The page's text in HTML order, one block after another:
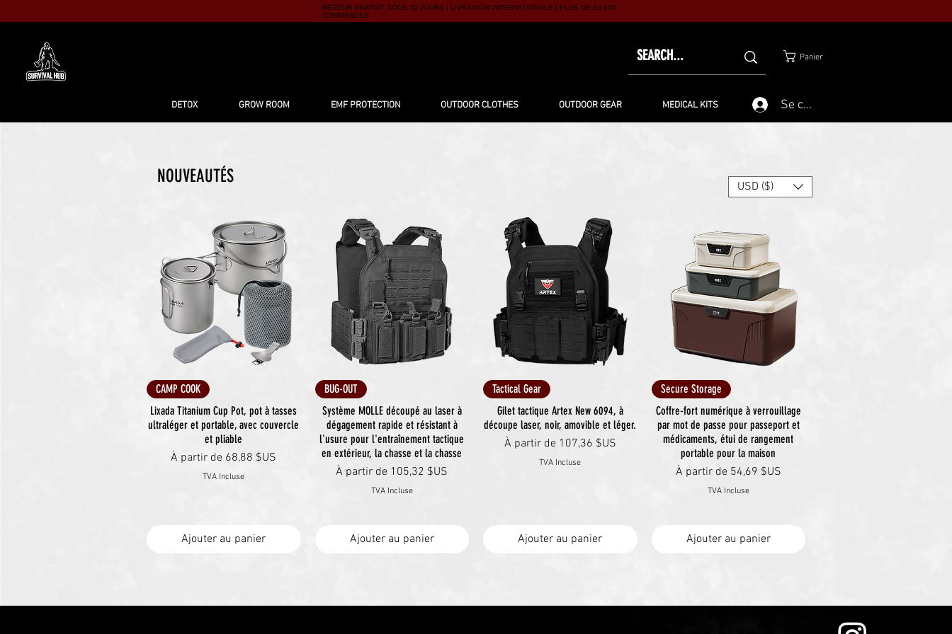
RETOUR GRATUIT SOUS 30 JOURS | LIVRAISON INTERNATIONALE | PLUS DE 10 000
COMMANDES
Panier
DETOX GROW ROOM EMF PROTECTION OUTDOOR CLOTHES OUTDOOR GEAR MEDICAL KITS Se connecter
NOUVEAUTÉS
Aperçu rapide
CAMP COOK
Lixada Titanium Cup Pot, pot à tasses
ultraléger et portable, avec couvercle
et pliable
À partir de 68,88 $US
Prix promotionnel
TVA Incluse
Ajouter au panier
Aperçu rapide
BUG-OUT
Système MOLLE découpé au laser à
dégagement rapide et résistant à
l'usure pour l'entraînement tactique
en extérieur, la chasse et la chasse
À partir de 105,32 $US
Prix promotionnel
TVA Incluse
Ajouter au panier
Aperçu rapide
Tactical Gear
Gilet tactique Artex New 6094, à
découpe laser, noir, amovible et léger.
À partir de 107,36 $US
Prix promotionnel
TVA Incluse
Ajouter au panier
Aperçu rapide
Secure Storage
Coffre-fort numérique à verrouillage
par mot de passe pour passeport et
médicaments, étui de rangement
portable pour la maison
À partir de 54,69 $US
Prix promotionnel
TVA Incluse
Ajouter au panier
USD ($)